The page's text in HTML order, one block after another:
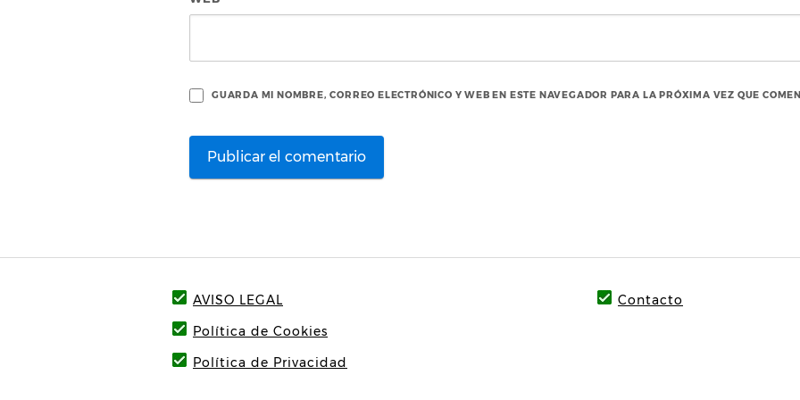
GUARDA MI NOMBRE, CORREO ELECTRÓNICO Y WEB EN ESTE NAVEGADOR PARA LA PRÓXIMA VEZ QUE
AVISO LEGAL
Política de Cookies
Política de Privacidad
Contacto